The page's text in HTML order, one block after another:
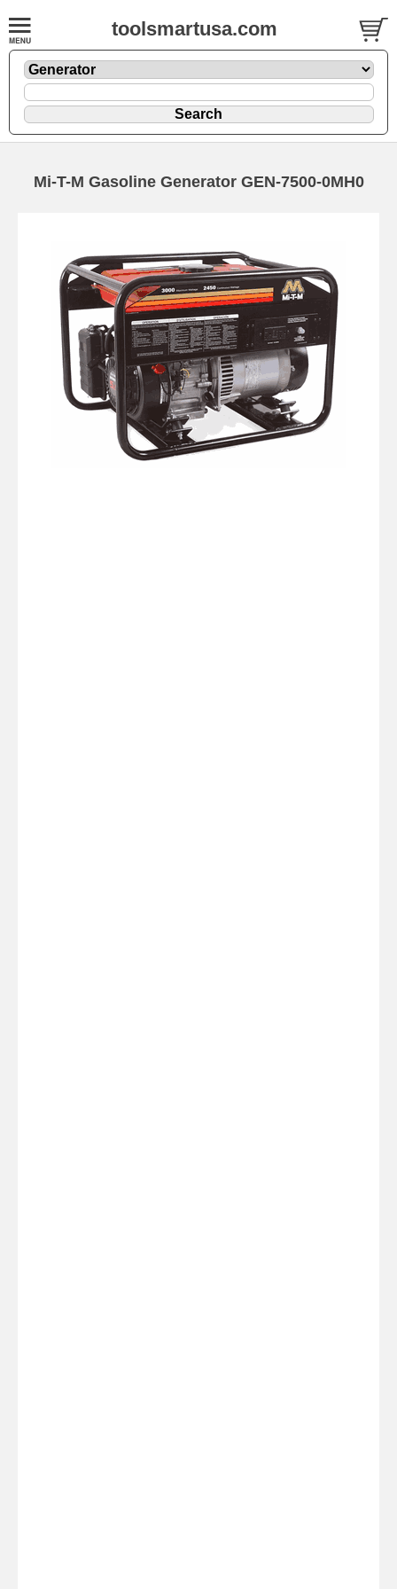
toolsmartusa.com
Mi-T-M Gasoline Generator GEN-7500-0MH0